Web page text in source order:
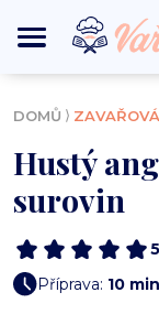
DOMŮ ⟩
Hustý
surovin
Příprava: 10